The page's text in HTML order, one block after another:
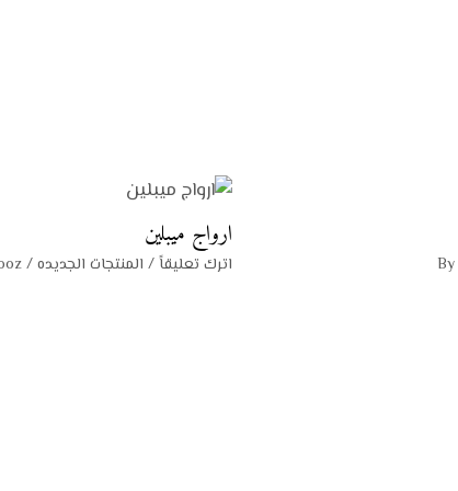
ارواج ميبلين
اترك تعليقاً / المنتجات الجديده/ By